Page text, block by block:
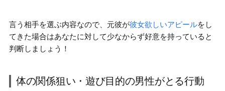
言う相手を選ぶ内容なので、元彼が彼女欲しいアピールをし
てきた場合はあなたに対して少なからず好意を持っている と
判断しましょう！
体の関係狙い・遊び目的の男性がとる行動